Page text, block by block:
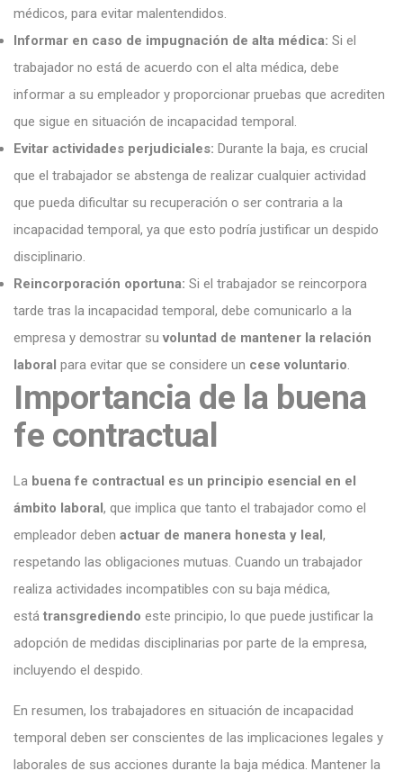
médicos, para evitar malentendidos.
Informar en caso de impugnación de alta médica: Si el
trabajador no está de acuerdo con el alta médica, debe
informar a su empleador y proporcionar pruebas que acrediten
que sigue en situación de incapacidad temporal.
Evitar actividades perjudiciales: Durante la baja, es crucial
que el trabajador se abstenga de realizar cualquier actividad
que pueda dificultar su recuperación o ser contraria a la
incapacidad temporal, ya que esto podría justificar un despido
disciplinario.
Reincorporación oportuna: Si el trabajador se reincorpora
tarde tras la incapacidad temporal, debe comunicarlo a la
empresa y demostrar su voluntad de mantener la relación
laboral para evitar que se considere un cese voluntario.
Importancia de la buena
fe contractual
La buena fe contractual es un principio esencial en el
ámbito laboral, que implica que tanto el trabajador como el
empleador deben actuar de manera honesta y leal,
respetando las obligaciones mutuas. Cuando un trabajador
realiza actividades incompatibles con su baja médica,
está transgrediendo este principio, lo que puede justificar la
adopción de medidas disciplinarias por parte de la empresa,
incluyendo el despido.
En resumen, los trabajadores en situación de incapacidad
temporal deben ser conscientes de las implicaciones legales y
laborales de sus acciones durante la baja médica. Mantener la